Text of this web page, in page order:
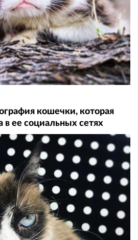
кошечки, которая
ее социальных сетях